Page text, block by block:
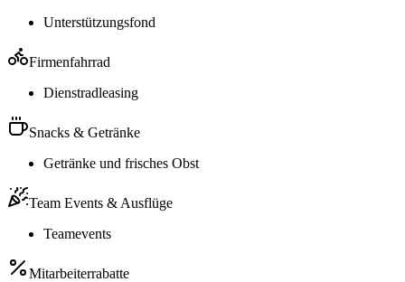
Unterstützungsfond
Firmenfahrrad
Dienstradleasing
Snacks & Getränke
Getränke und frisches Obst
Team Events & Ausflüge
Teamevents
Mitarbeiterrabatte